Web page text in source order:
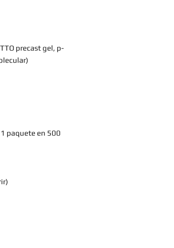
precast gel, p-
paquete en 500